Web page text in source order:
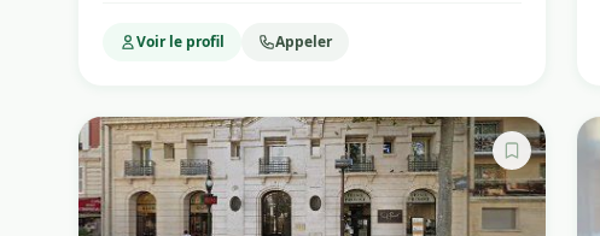
Voir le profil Appeler